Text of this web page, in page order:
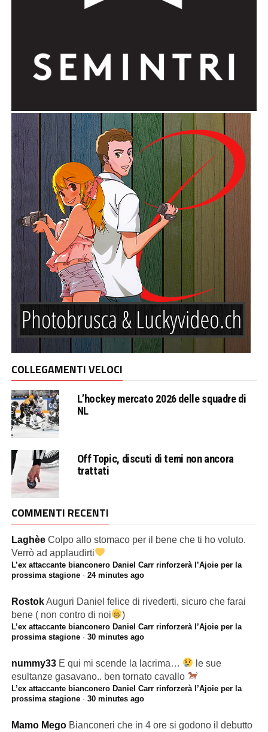
COLLEGAMENTI VELOCI
L’hockey mercato 2026 delle squadre di
NL
Off Topic, discuti di temi non ancora
trattati
COMMENTI RECENTI
Laghèe Colpo allo stomaco per il bene che ti ho voluto.
Verrò ad applaudirti
L’ex attaccante bianconero Daniel Carr rinforzerà l’Ajoie per la
prossima stagione· 24 minutes ago
RostokAuguri Daniel felice di rivederti, sicuro che farai
bene ( non contro di noi
)
L’ex attaccante bianconero Daniel Carr rinforzerà l’Ajoie per la
prossima stagione· 30 minutes ago
nummy33 E qui mi scende la lacrima…
le sue
esultanze gasavano.. ben tornato cavallo
L’ex attaccante bianconero Daniel Carr rinforzerà l’Ajoie per la
prossima stagione· 30 minutes ago
Mamo Mego Bianconeri che in 4 ore si godono il debutto